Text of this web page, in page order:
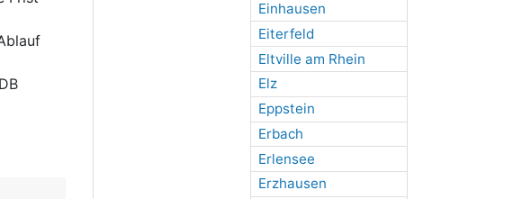
Einhausen
Eiterfeld
Eltville am Rhein
Elz
Eppstein
Erbach
Erlensee
Erzhausen
DB